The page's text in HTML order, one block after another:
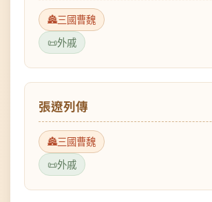
外戚
張遼列傳
三國曹魏
外戚
郭淮列傳